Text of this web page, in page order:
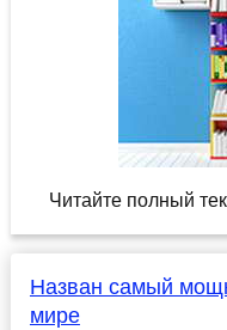
Читайте полный
Назван самый
мире